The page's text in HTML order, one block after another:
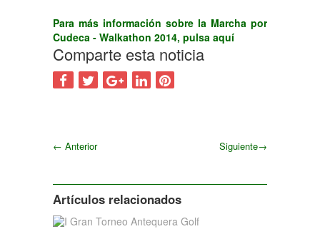
Para más información sobre la Marcha por
Cudeca - Walkathon 2014, pulsa aquí
Comparte esta noticia
← Anterior Siguiente→
Artículos relacionados